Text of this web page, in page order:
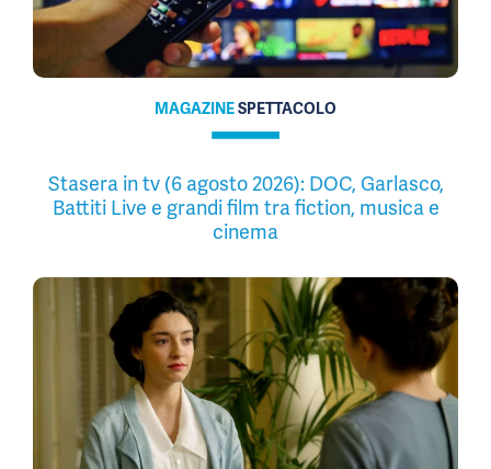
MAGAZINESPETTACOLO
Stasera in tv (6 agosto 2026): DOC, Garlasco,
Battiti Live e grandi film tra fiction, musica e
cinema